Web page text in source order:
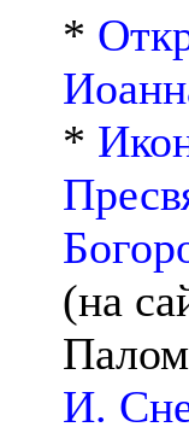
*
*
(на
И.